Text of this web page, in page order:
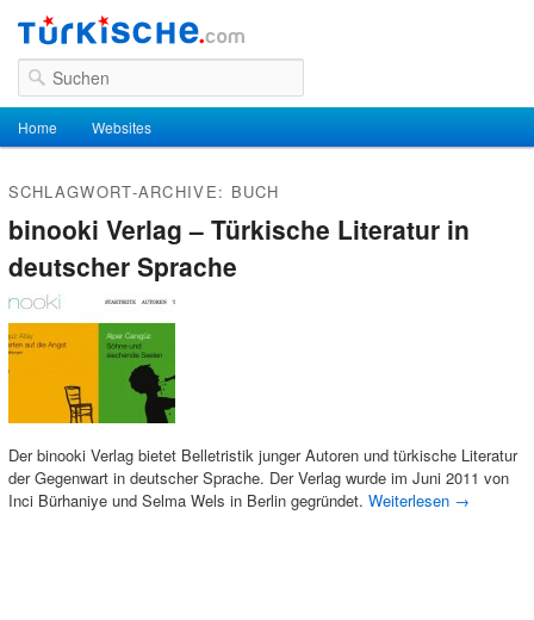
Suchen
Hauptmenü
Zum Inhalt wechseln
Zum sekundären Inhalt wechseln
Home Websites
SCHLAGWORT-ARCHIVE: BUCH
binooki Verlag – Türkische Literatur in
deutscher Sprache
Der binooki Verlag bietet Belletristik junger Autoren und türkische Literatur
der Gegenwart in deutscher Sprache. Der Verlag wurde im Juni 2011 von
Inci Bürhaniye und Selma Wels in Berlin gegründet. Weiterlesen →